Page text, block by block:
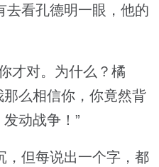
看孔德明一眼，他的
才对。为什么？橘
么相信你，你竟然背
动战争！”
但每说出一个字，都